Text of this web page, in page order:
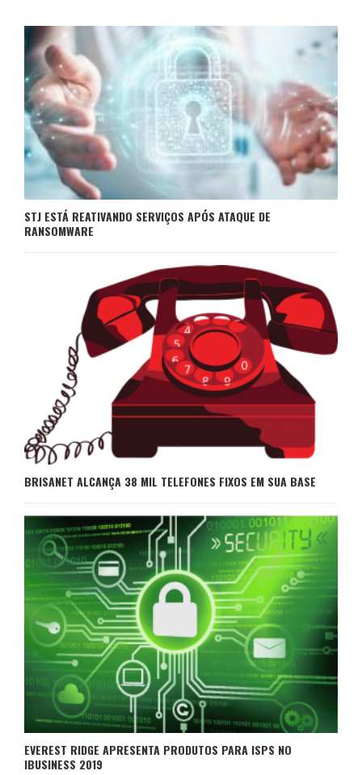
STJ ESTÁ REATIVANDO SERVIÇOS APÓS ATAQUE DE
RANSOMWARE
BRISANET ALCANÇA 38 MIL TELEFONES FIXOS EM SUA BASE
EVEREST RIDGE APRESENTA PRODUTOS PARA ISPS NO
IBUSINESS 2019